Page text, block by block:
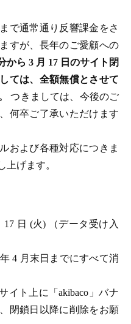
で通常通り反響課金をさ
すが、長年のご愛顧への
から 3 月 17 日のサイト閉
ては、全額無償とさせて
つきましては、今後のご
何卒ご了承いただけます
および各種対応につきま
上げます。
17 日 (火) （データ受け入
年 4 月末日までにすべて消
イト上に「akibaco」バナ
閉鎖日以降に削除をお願